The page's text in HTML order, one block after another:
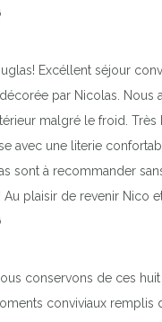
Excéllent séjour
par Nicolas. Nous
malgré le froid. Très
avec une literie
sont à recommander
Au plaisir de revenir Nico
conservons de ces
conviviaux remplis